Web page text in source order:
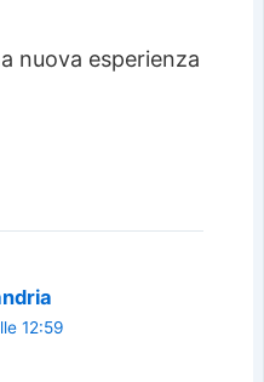
nuova esperienza
12:59